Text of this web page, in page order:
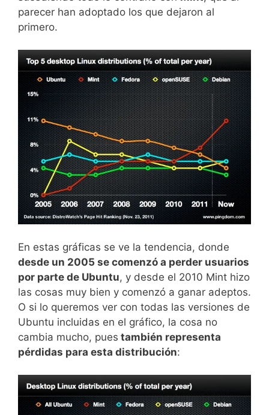
parecer han adoptado los que dejaron al
primero.
En estas gráficas se ve la tendencia, donde
desde un 2005 se comenzó a perder usuarios
por parte de Ubuntu, y desde el 2010 Mint hizo
las cosas muy bien y comenzó a ganar adeptos.
O si lo queremos ver con todas las versiones de
Ubuntu incluidas en el gráfico, la cosa no
cambia mucho, pues también representa
pérdidas para esta distribución: